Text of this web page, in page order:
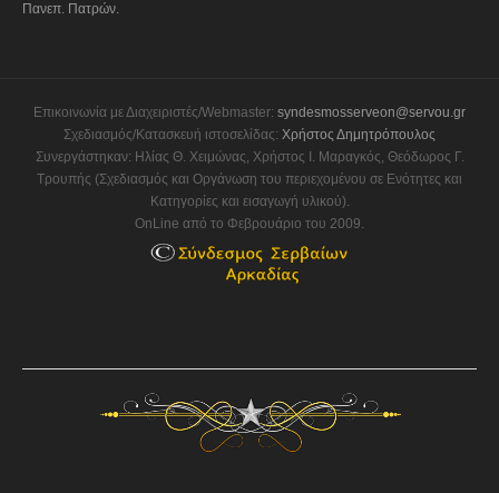
Πανεπ. Πατρών.
Επικοινωνία με Διαχειριστές/Webmaster: syndesmosserveon@servou.gr
Σχεδιασμός/Κατασκευή ιστοσελίδας: Χρήστος Δημητρόπουλος
Συνεργάστηκαν: Ηλίας Θ. Χειμώνας, Χρήστος Ι. Μαραγκός, Θεόδωρος Γ.
Τρουπής (Σχεδιασμός και Οργάνωση του περιεχομένου σε Ενότητες και
Κατηγορίες και εισαγωγή υλικού).
OnLine από το Φεβρουάριο του 2009.